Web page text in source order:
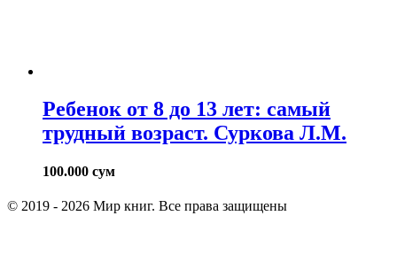
Ребенок от 8 до 13 лет: самый
трудный возраст. Суркова Л.М.
100.000 сум
© 2019 - 2026 Мир книг. Все права защищены